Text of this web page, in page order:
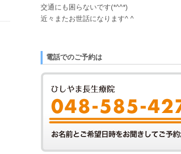
交通にも困らないです(*^^*)
近々またお世話になります^ ^
電話でのご予約は